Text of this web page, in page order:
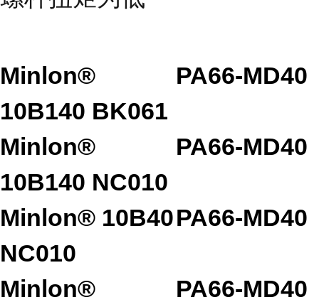
Minlon®
10B140 BK061
PA66-MD40
Minlon®
10B140 NC010
PA66-MD40
Minlon® 10B40
NC010
PA66-MD40
Minlon®
PA66-MD40